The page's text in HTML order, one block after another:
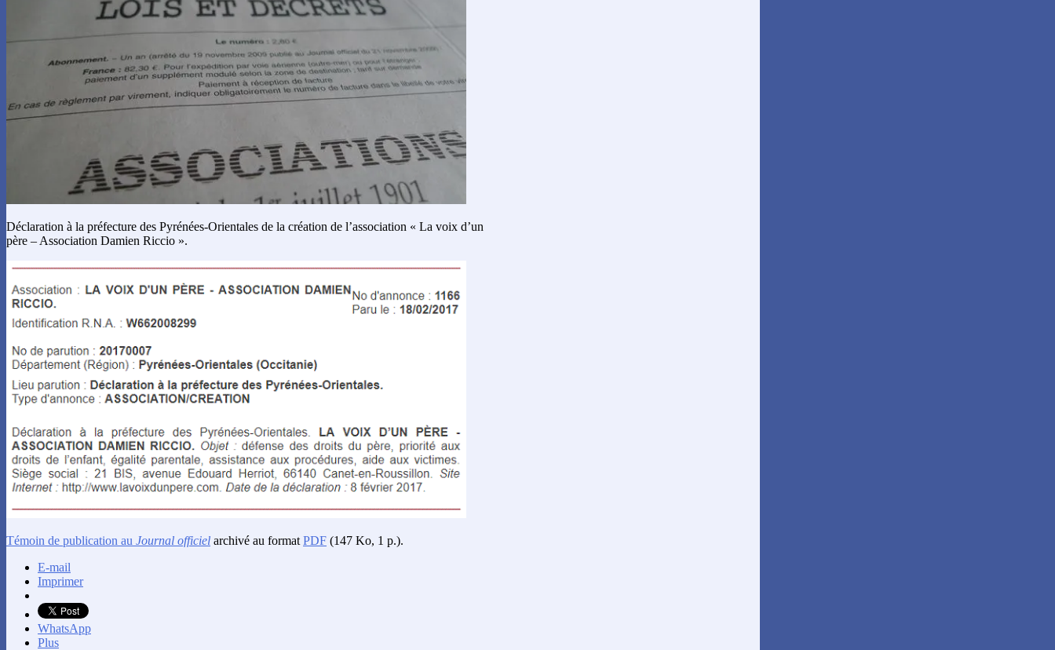
Déclaration à la préfecture des Pyrénées-Orientales de la création de l’association « La voix d’un
père – Association Damien Riccio ».
Témoin de publication au Journal officiel archivé au format PDF (147 Ko, 1 p.).
E-mail
Imprimer
WhatsApp
Plus